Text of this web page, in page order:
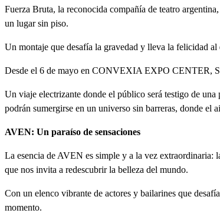
Fuerza Bruta, la reconocida compañía de teatro
un lugar sin piso.
Un montaje que desafía la gravedad y lleva la felicidad
Desde el 6 de mayo en CONVEXIA EXPO CENTER,
Un viaje electrizante donde el público será testigo de una
podrán sumergirse en un universo sin barreras, donde el
AVEN: Un paraíso de sensaciones
La esencia de AVEN es simple y a la vez extraordinaria:
que nos invita a redescubrir la belleza del mundo.
Con un elenco vibrante de actores y bailarines que
momento.